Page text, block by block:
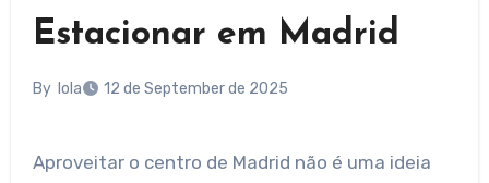
Estacionar em Madrid
By lola 12 de September de 2025
Aproveitar o centro de Madrid não é uma ideia